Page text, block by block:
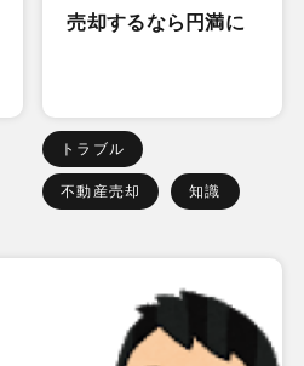
売却するなら円満に
トラブル
不動産売却 知識